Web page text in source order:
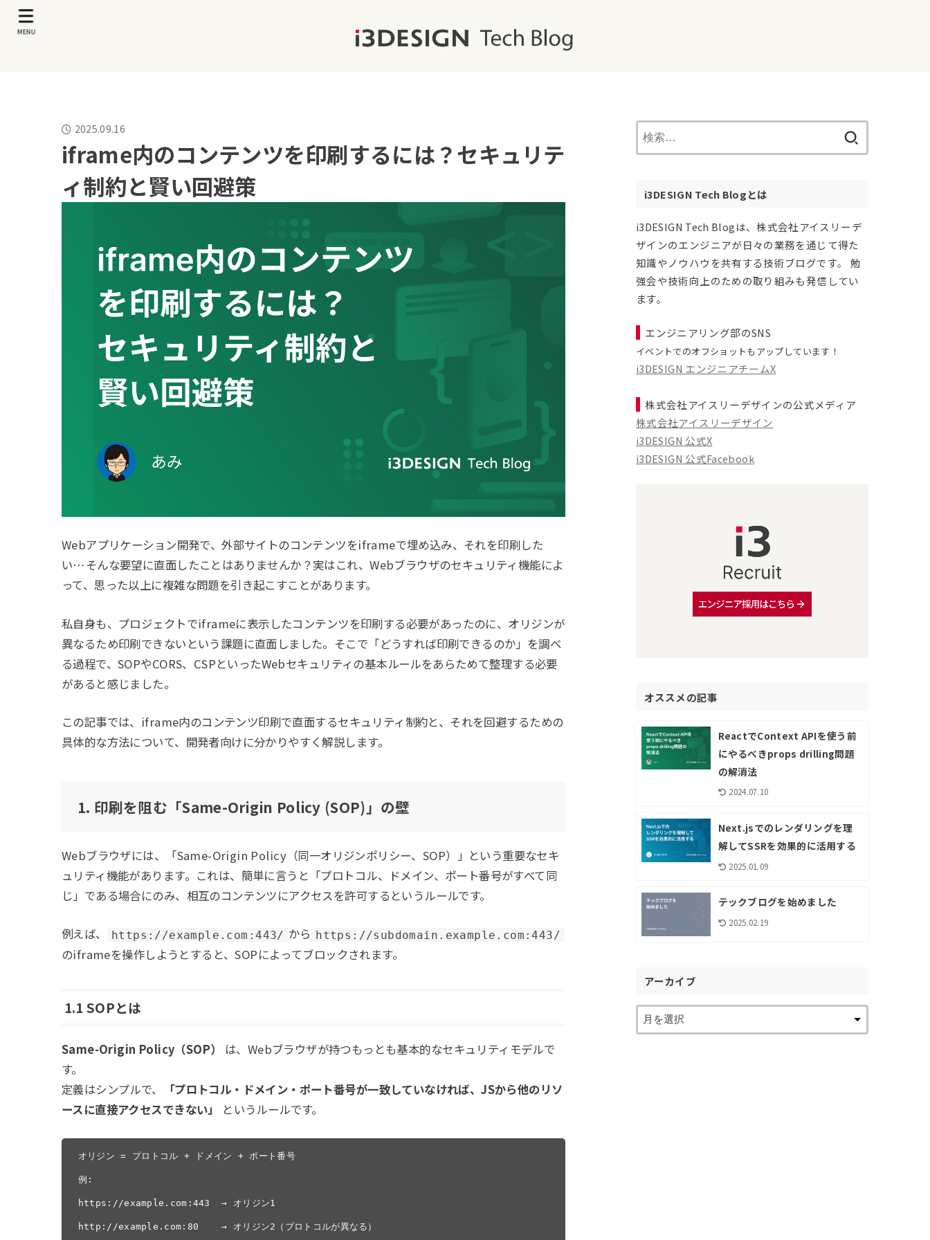
MENU
2025.09.16
iframe内のコンテンツを印刷するには？セキュリテ
ィ制約と賢い回避策
Webアプリケーション開発で、外部サイトのコンテンツをiframeで埋め込み、それを印刷した
い…そんな要望に直面したことはありませんか？実はこれ、Webブラウザのセキュリティ機能によ
って、思った以上に複雑な問題を引き起こすことがあります。
私自身も、プロジェクトでiframeに表示したコンテンツを印刷する必要があったのに、オリジンが
異なるため印刷できないという課題に直面しました。そこで「どうすれば印刷できるのか」を調べ
る過程で、SOPやCORS、CSPといったWebセキュリティの基本ルールをあらためて整理する必要
があると感じました。
この記事では、iframe内のコンテンツ印刷で直面するセキュリティ制約と、それを回避するための
具体的な方法について、開発者向けに分かりやすく解説します。
1. 印刷を阻む「Same-Origin Policy (SOP)」の壁
Webブラウザには、「Same-Origin Policy（同一オリジンポリシー、SOP）」という重要なセキ
ュリティ機能があります。これは、簡単に言うと「プロトコル、ドメイン、ポート番号がすべて同
じ」である場合にのみ、相互のコンテンツにアクセスを許可するというルールです。
例えば、 https://example.com:443/ から https://subdomain.example.com:443/
のiframeを操作しようとすると、SOPによってブロックされます。
1.1 SOPとは
Same-Origin Policy（SOP）
は、Webブラウザが持つもっとも基本的なセキュリティモデルで
す。
定義はシンプルで、
「プロトコル・ドメイン・ポート番号が一致していなければ、JSから他のリソ
ースに直接アクセスできない」
というルールです。
オリジン = プロトコル + ドメイン + ポート番号
例:
https://example.com:443  → オリジン1
http://example.com:80    → オリジン2（プロトコルが異なる）
i3DESIGN Tech Blogとは
i3DESIGN Tech Blogは、株式会社アイスリーデ
ザインのエンジニアが日々の業務を通じて得た
知識やノウハウを共有する技術ブログです。 勉
強会や技術向上のための取り組みも発信してい
ます。
エンジニアリング部のSNS
イベントでのオフショットもアップしています！
i3DESIGN エンジニアチームX
株式会社アイスリーデザインの公式メディア
株式会社アイスリーデザイン
i3DESIGN 公式X
i3DESIGN 公式Facebook
オススメの記事
ReactでContext APIを使う前
にやるべきprops drilling問題
の解消法
2024.07.10
Next.jsでのレンダリングを理
解してSSRを効果的に活用する
2025.01.09
テックブログを始めました
2025.02.19
アーカイブ